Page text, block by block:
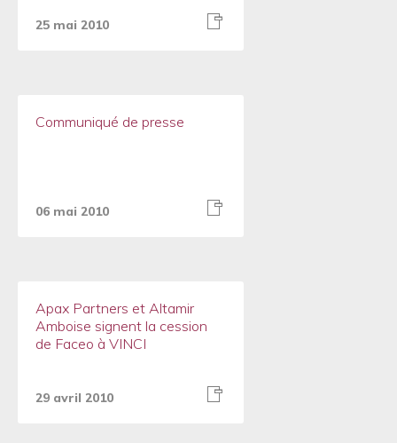
25 mai 2010
Communiqué de presse
06 mai 2010
Apax Partners et Altamir
Amboise signent la cession
de Faceo à VINCI
29 avril 2010